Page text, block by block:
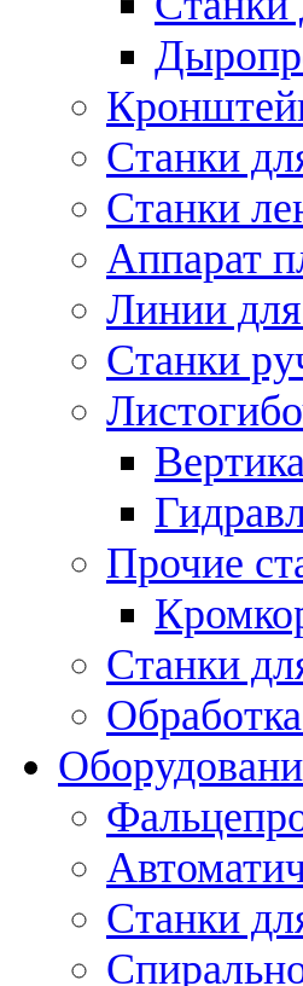
Станки
Станки
Аппарат
Линии
Станки
Прочие
Станки
Станки